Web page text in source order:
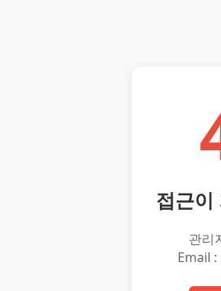
접근이
관리
Email